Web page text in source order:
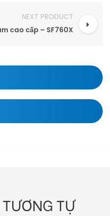
NEXT PRODUCT
cao cấp – SF760X
TƯƠNG TỰ